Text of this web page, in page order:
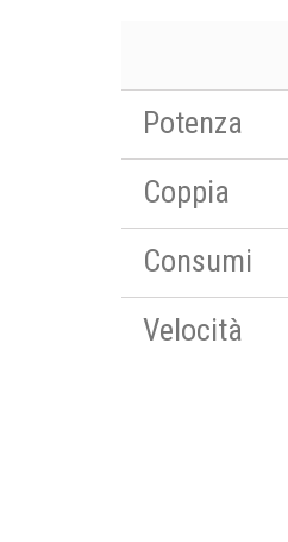
Potenza
Coppia
Consumi
Velocità